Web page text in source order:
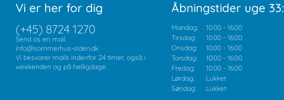
Vi er her for dig
(+45) 8724 1270
Send os en mail:
info@sommerhus-siden.dk
Vi besvarer mails indenfor 24 timer, også i
weekenden og på helligdage.
Åbningstider uge 33:
Mandag: 10:00 - 16:00
Tirsdag:
10:00 - 16:00
Onsdag:
10:00 - 16:00
Torsdag:
10:00 - 16:00
Fredag:
10:00 - 16:00
Lørdag:
Lukket
Søndag:
Lukket